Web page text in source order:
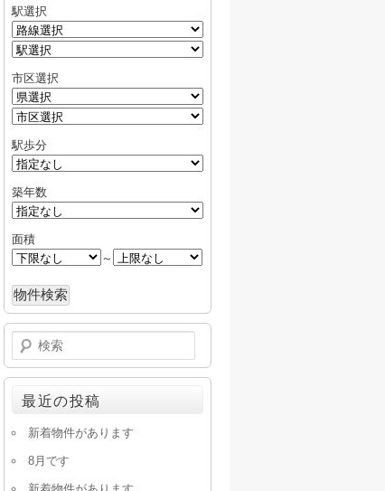
駅選択
市区選択
駅歩分
築年数
面積
～
検
索
最近の投稿
新着物件があります
8月です